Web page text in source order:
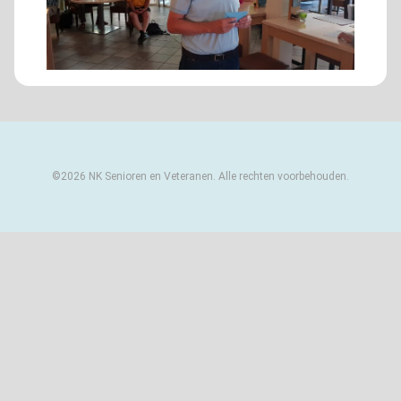
©2026 NK Senioren en Veteranen. Alle rechten voorbehouden.